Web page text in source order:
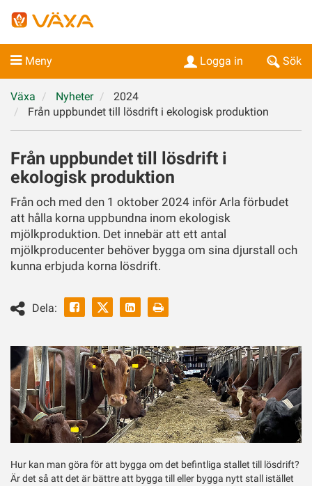
Meny Sök
Logga in
Växa Nyheter
2024
Från uppbundet till lösdrift i ekologisk produktion
Från uppbundet till lösdrift i
ekologisk produktion
Från och med den 1 oktober 2024 inför Arla förbudet
att hålla korna uppbundna inom ekologisk
mjölkproduktion. Det innebär att ett antal
mjölkproducenter behöver bygga om sina djurstall och
kunna erbjuda korna lösdrift.
Dela:
Facebook LinkedinSkriv
Hur kan man göra för att bygga om det befintliga stallet till lösdrift?
Är det så att det är bättre att bygga till eller bygga nytt stall istället